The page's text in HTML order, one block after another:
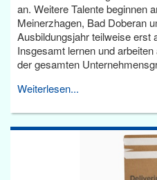
an. Weitere Talente beginnen
Meinerzhagen, Bad Doberan
Ausbildungsjahr teilweise erst
Insgesamt lernen und
der gesamten
Weiterlesen...